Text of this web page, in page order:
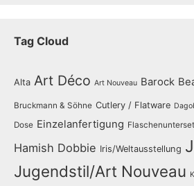
Tag Cloud
Alta Art Déco Art Nouveau Barock
Bruckmann & Söhne Cutlery / Flatware
Dose Einzelanfertigung
Hamish Dobbie Iris/Weltausstellung
Jugendstil/Art Nouveau